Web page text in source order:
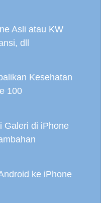
Asli atau KW
dll
Kesehatan
100
Galeri di iPhone
ke iPhone